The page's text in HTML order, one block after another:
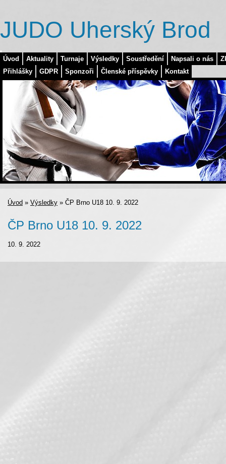
Úvod Aktuality Turnaje Výsledky Soustředění Napsali o nás
Přihlášky
GDPR Sponzoři Členské příspěvky Kontakt
JUDO Uherský Brod
Úvod » Výsledky » ČP Brno U18 10. 9. 2022
ČP Brno U18 10. 9. 2022
10. 9. 2022